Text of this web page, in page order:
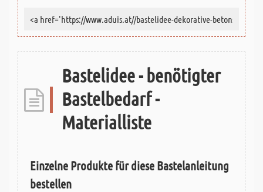
Bastelidee - benötigter
Bastelbedarf -
Materialliste
Einzelne Produkte für diese Bastelanleitung
bestellen